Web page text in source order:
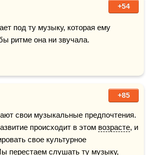
+54
под ту музыку, которая ему
ритме она ни звучала.
+85
происходит в этом возрасте, и
свое культурное
перестаем слушать ту музыку,